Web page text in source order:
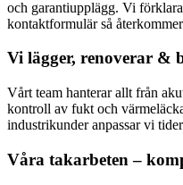
och garantiupplägg. Vi
kontaktformulär så
Vi lägger, renoverar &
Vårt team hanterar allt från
kontroll av fukt och
industrikunder anpassar vi
Våra takarbeten –